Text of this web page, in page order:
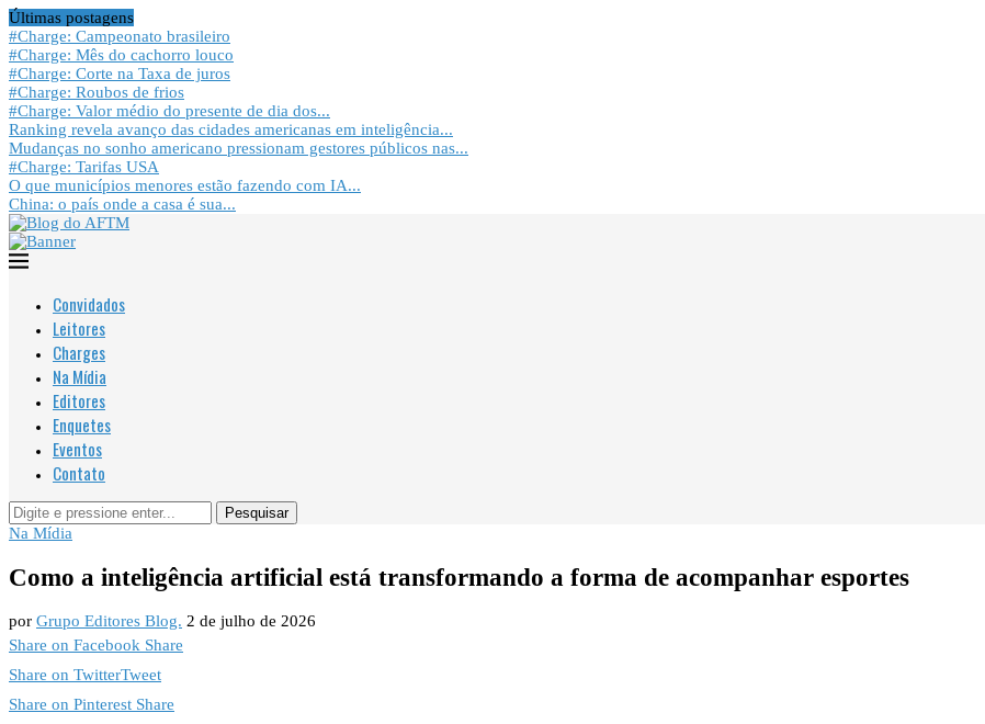
Últimas postagens
#Charge: Campeonato brasileiro
#Charge: Mês do cachorro louco
#Charge: Corte na Taxa de juros
#Charge: Roubos de frios
#Charge: Valor médio do presente de dia dos...
Ranking revela avanço das cidades americanas em inteligência...
Mudanças no sonho americano pressionam gestores públicos nas...
#Charge: Tarifas USA
O que municípios menores estão fazendo com IA...
China: o país onde a casa é sua...
Convidados
Leitores
Charges
Na Mídia
Editores
Enquetes
Eventos
Contato
Pesquisar
Na Mídia
Como a inteligência artificial está transformando a forma de acompanhar esportes
por Grupo Editores Blog. 2 de julho de 2026
Share on Facebook Share
Share on TwitterTweet
Share on Pinterest Share